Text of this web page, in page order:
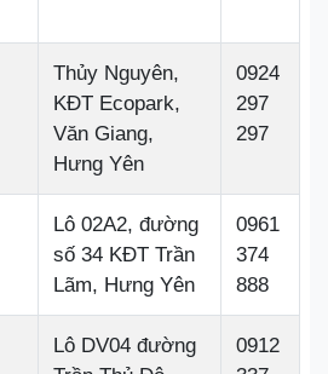
Thủy Nguyên,
KĐT Ecopark,
Văn Giang,
Hưng Yên
0924
297
297
Lô 02A2, đường
số 34 KĐT Trần
Lãm, Hưng Yên
0961
374
888
Lô DV04 đường
0912